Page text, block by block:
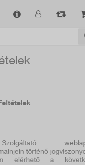
történő
elérhető a